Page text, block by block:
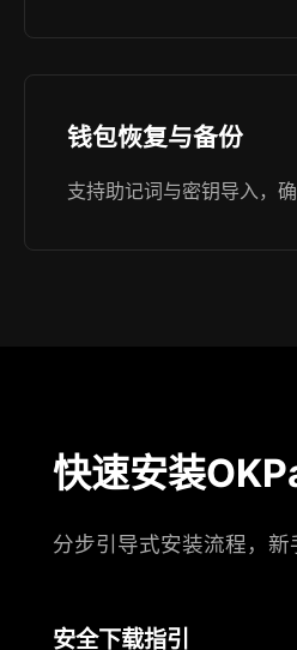
钱包恢复与备份
支持助记词与密钥导入，
快速安装
分步引导式安装流程，
安全下载指引